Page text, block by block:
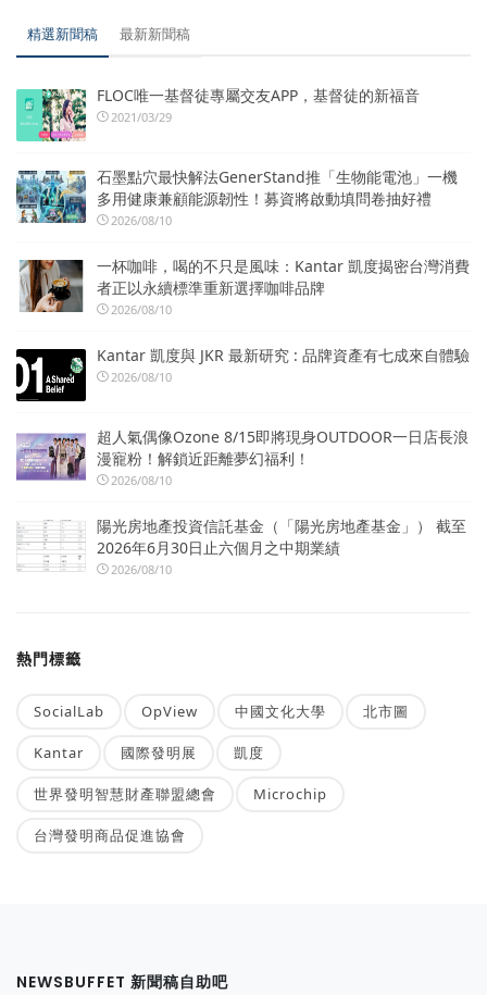
精選新聞稿 最新新聞稿
FLOC唯一基督徒專屬交友APP，基督徒的新福音
2021/03/29
石墨點穴最快解法GenerStand推「生物能電池」一機
多用健康兼顧能源韌性！募資將啟動填問卷抽好禮
2026/08/10
一杯咖啡，喝的不只是風味：Kantar 凱度揭密台灣消費
者正以永續標準重新選擇咖啡品牌
2026/08/10
Kantar 凱度與 JKR 最新研究 : 品牌資產有七成來自體驗
2026/08/10
超人氣偶像Ozone 8/15即將現身OUTDOOR一日店長浪
漫寵粉！解鎖近距離夢幻福利！
2026/08/10
陽光房地產投資信託基金（「陽光房地產基金」） 截至
2026年6月30日止六個月之中期業績
2026/08/10
熱門標籤
SocialLab OpView 中國文化大學 北市圖
Kantar 國際發明展 凱度
世界發明智慧財產聯盟總會 Microchip
台灣發明商品促進協會
NEWSBUFFET 新聞稿自助吧